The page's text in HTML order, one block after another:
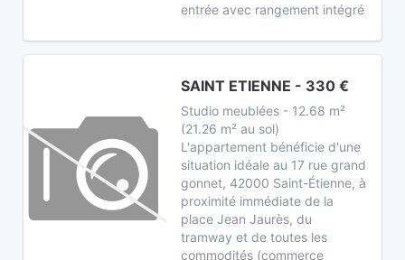
entrée avec rangement intégré
SAINT ETIENNE - 330 €
Studio meublées - 12.68 m²
(21.26 m² au sol)
L'appartement bénéficie d'une
situation idéale au 17 rue grand
gonnet, 42000 Saint-Étienne, à
proximité immédiate de la
place Jean Jaurès, du
tramway et de toutes les
commodités (commerce